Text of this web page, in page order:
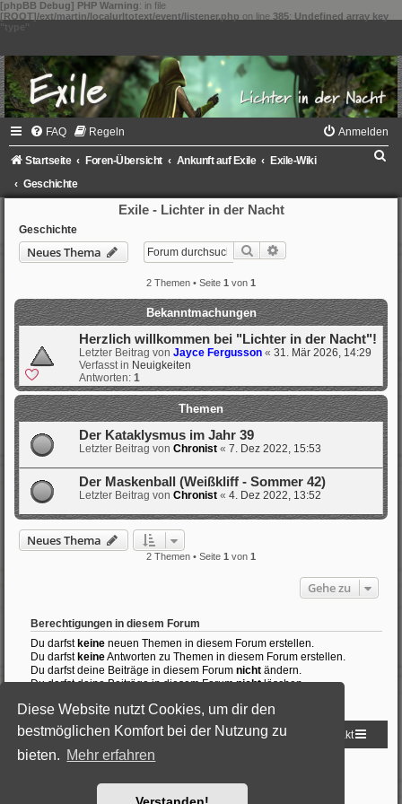
Diese Website nutzt Cookies, um dir den
bestmöglichen Komfort bei der Nutzung zu
bieten. Mehr erfahren
[phpBB Debug] PHP Warning: in file
[ROOT]/ext/martin/localurltotext/event/listener.php on line 385: Undefined array key
FAQ Regeln Anmelden
Startseite Foren-Übersicht Ankunft auf Exile
Exile-Wiki
Geschichte
Exile - Lichter in der Nacht
Geschichte
Neues Thema Suche
2 Themen • Seite 1 von 1
Bekanntmachungen
Herzlich willkommen bei "Lichter in der Nacht"!
Letzter Beitrag von Jayce Fergusson « 31. Mär 2026, 14:29
Verfasst in Neuigkeiten
Antworten: 1
Themen
Der Kataklysmus im Jahr 39
Letzter Beitrag von Chronist « 7. Dez 2022, 15:53
Der Maskenball (Weißkliff - Sommer 42)
Letzter Beitrag von Chronist « 4. Dez 2022, 13:52
Neues Thema
2 Themen • Seite 1 von 1
Gehe zu
Berechtigungen in diesem Forum
Du darfst keine neuen Themen in diesem Forum erstellen.
Du darfst keineAntworten zu Themen in diesem Forum erstellen.
Du darfst deine Beiträge in diesem Forum nicht ändern.
Du darfst deine Beiträge in diesem Forumnichtlöschen.
Startseite Foren-Übersicht Kontakt
Deutsche Übersetzung durchphpBB.de
Style: Black-Silver by Joyce&Luna
phpBB-Style-Design